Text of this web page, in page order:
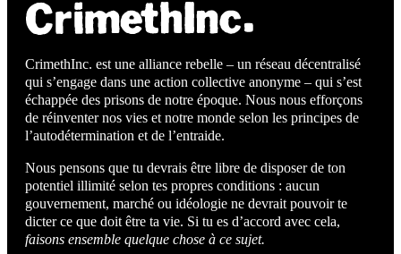
CrimethInc. est une alliance rebelle – un réseau décentralisé
qui s’engage dans une action collective anonyme – qui s’est
échappée des prisons de notre époque. Nous nous efforçons
de réinventer nos vies et notre monde selon les principes de
l’autodétermination et de l’entraide.
Nous pensons que tu devrais être libre de disposer de ton
potentiel illimité selon tes propres conditions : aucun
gouvernement, marché ou idéologie ne devrait pouvoir te
dicter ce que doit être ta vie. Si tu es d’accord avec cela,
faisons ensemble quelque chose à ce sujet.